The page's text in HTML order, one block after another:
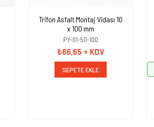
Trifon Asfalt Montaj Vidası 10
x 100 mm
PY-01-50-100
₺66,65 + KDV
SEPETE EKLE